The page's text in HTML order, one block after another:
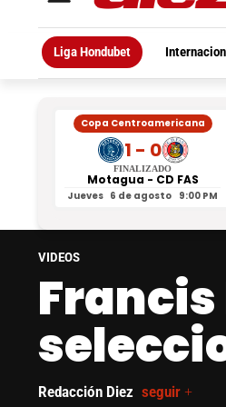
Liga Hondubet
Copa Centroamericana
1 - 0
FINALIZADO
Motagua - CD FAS
Jueves 6 de agosto 9:00 PM
VIDEOS
Francis
Redacción Diez seguir +